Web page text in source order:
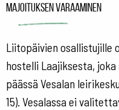
Majoituksen varaaminen
Liitopäivien osallistujille
hostelli Laajiksesta,
päässä Vesalan
15). Vesalassa ei